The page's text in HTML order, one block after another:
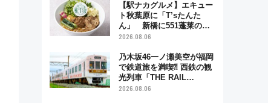
【駅ナカグルメ】エキュー
ト秋葉原に「T’sたんた
ん」 新橋に551蓬莱の
DNAを継ぐ「東京豚饅」、
まご」新グルメ続々登場！
【2026年8月】
2026.08.06
乃木坂46一ノ瀬美空が福岡
で鉄道旅を満喫⁈ 西鉄の観
光列車「THE RAIL
KITCHEN CHIKUGO」で巡
2026.08.06